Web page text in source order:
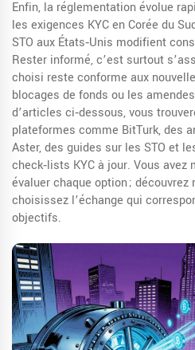
Enfin, la réglementation évolue
les exigences KYC en Corée du
STO aux États‑Unis modifient
Rester informé, c’est surtout
choisi reste conforme aux
blocages de fonds ou les
d’articles ci‑dessous, vous
plateformes comme BitTurk, des
Aster, des guides sur les STO et
check‑lists KYC à jour. Vous
évaluer chaque option ;
choisissez l’échange qui
objectifs.